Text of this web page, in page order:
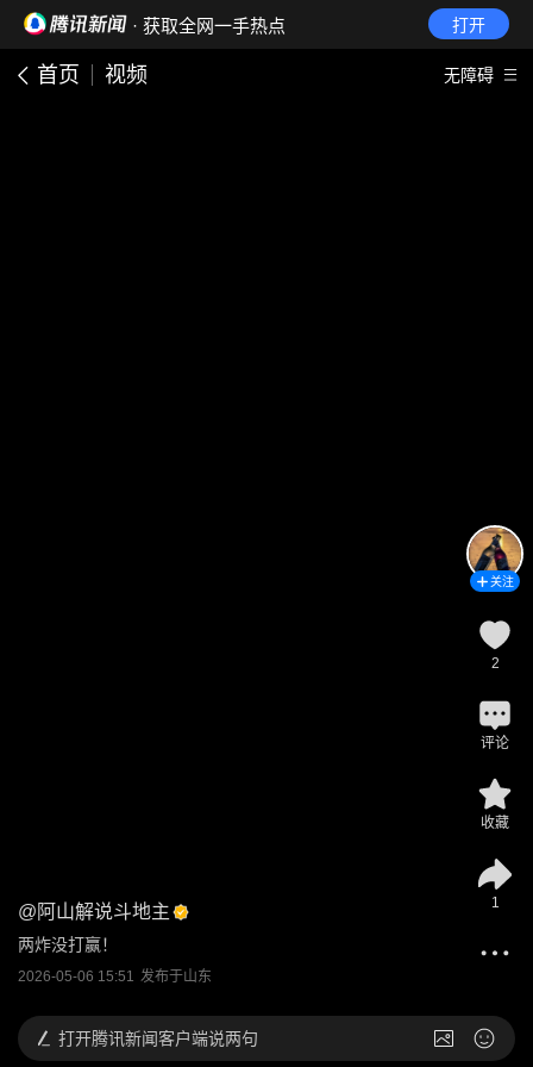
· 获取全网一手热点 打开
首页 视频 无障碍
@ 阿山解说斗地主
两炸没打赢！
2026-05-06 15:51 发布于山东
关注
2
评论
收藏
1
打开腾讯新闻客户端说两句